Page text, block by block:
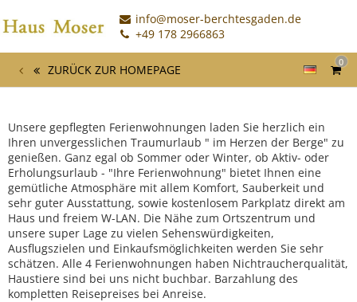
info@moser-berchtesgaden.de
+49 178 2966863
0
ZURÜCK ZUR HOMEPAGE
Unsere gepflegten Ferienwohnungen laden Sie herzlich ein
Ihren unvergesslichen Traumurlaub " im Herzen der Berge" zu
genießen. Ganz egal ob Sommer oder Winter, ob Aktiv- oder
Erholungsurlaub - "Ihre Ferienwohnung" bietet Ihnen eine
gemütliche Atmosphäre mit allem Komfort, Sauberkeit und
sehr guter Ausstattung, sowie kostenlosem Parkplatz direkt am
Haus und freiem W-LAN. Die Nähe zum Ortszentrum und
unsere super Lage zu vielen Sehenswürdigkeiten,
Ausflugszielen und Einkaufsmöglichkeiten werden Sie sehr
schätzen. Alle 4 Ferienwohnungen haben Nichtraucherqualität,
Haustiere sind bei uns nicht buchbar. Barzahlung des
kompletten Reisepreises bei Anreise.